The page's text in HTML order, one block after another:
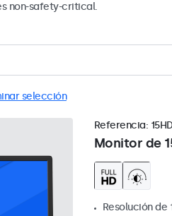
non-safety-critical.
selección
Monitor de
Referencia:
Resolución de